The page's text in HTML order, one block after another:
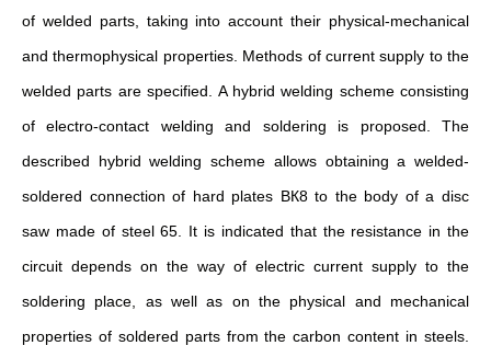
of welded parts, taking into account their physical-mechanical
and thermophysical properties. Methods of current supply to the
welded parts are specified. A hybrid welding scheme consisting
of electro-contact welding and soldering is proposed. The
described hybrid welding scheme allows obtaining a welded-
soldered connection of hard plates ВК8 to the body of a disc
saw made of steel 65. It is indicated that the resistance in the
circuit depends on the way of electric current supply to the
soldering place, as well as on the physical and mechanical
properties of soldered parts from the carbon content in steels.